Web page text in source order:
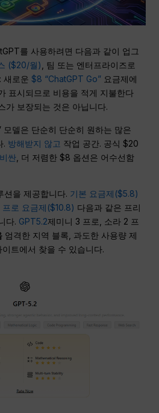
를 사용하려면 다음과 같이 업그
($20/월)
, 팀 또는 엔터프라이즈로
새로운 $8 “ChatGPT Go” 요금제에
표시되므로 비용을 적게 지불한다
가 보장되는 것은 아닙니다.
모델은 단순히 단순히 원하는 많은
. 방해받지 않고 작업 공간. 공식 $20
비싼 , 더 저렴한 $8 옵션은 어수선함
션을 제공합니다. 기본 요금제($5.8)
프로 요금제($10.8) 다음과 같은 프리
다. GPT5.2제미니 3 프로, 소라 2 프
엄격한 지역 블록, 과도한 사용량 제
이트에서 찾을 수 있습니다.